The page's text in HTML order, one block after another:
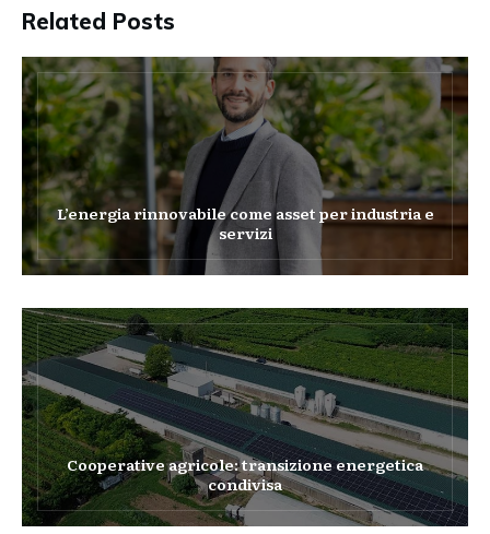
Related Posts
L’energia rinnovabile come asset per industria e
servizi
Cooperative agricole: transizione energetica
condivisa